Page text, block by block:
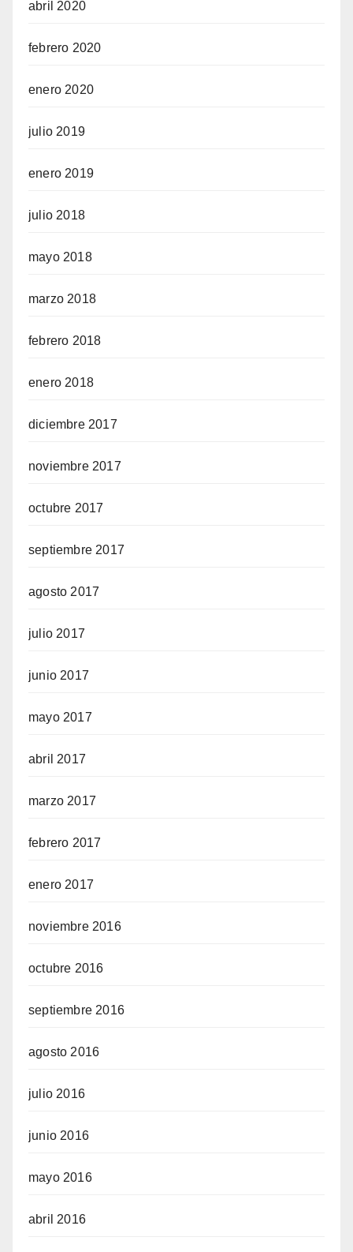
abril 2020
febrero 2020
enero 2020
julio 2019
enero 2019
julio 2018
mayo 2018
marzo 2018
febrero 2018
enero 2018
diciembre 2017
noviembre 2017
octubre 2017
septiembre 2017
agosto 2017
julio 2017
junio 2017
mayo 2017
abril 2017
marzo 2017
febrero 2017
enero 2017
noviembre 2016
octubre 2016
septiembre 2016
agosto 2016
julio 2016
junio 2016
mayo 2016
abril 2016